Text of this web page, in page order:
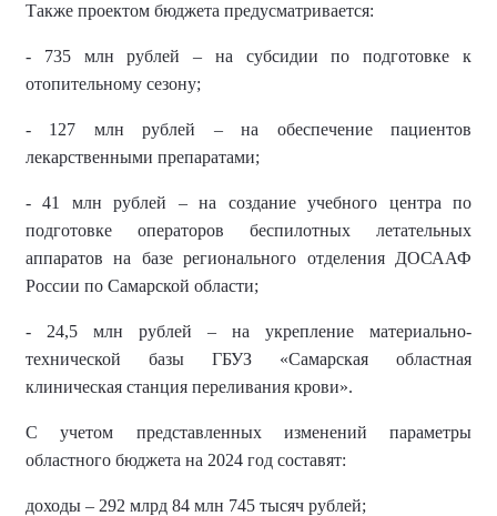
Также проектом бюджета предусматривается:
- 735 млн рублей – на субсидии по подготовке к
отопительному сезону;
- 127 млн рублей – на обеспечение пациентов
лекарственными препаратами;
- 41 млн рублей – на создание учебного центра по
подготовке операторов беспилотных летательных
аппаратов на базе регионального отделения ДОСААФ
России по Самарской области;
- 24,5 млн рублей – на укрепление материально-
технической базы ГБУЗ «Самарская областная
клиническая станция переливания крови».
С учетом представленных изменений параметры
областного бюджета на 2024 год составят:
доходы – 292 млрд 84 млн 745 тысяч рублей;